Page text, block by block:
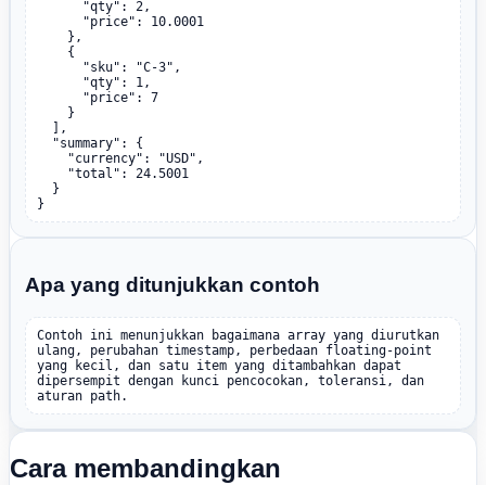
}
Apa yang ditunjukkan contoh
Contoh ini menunjukkan bagaimana array yang diurutkan
ulang, perubahan timestamp, perbedaan floating-point
yang kecil, dan satu item yang ditambahkan dapat
dipersempit dengan kunci pencocokan, toleransi, dan
aturan path.
Cara membandingkan